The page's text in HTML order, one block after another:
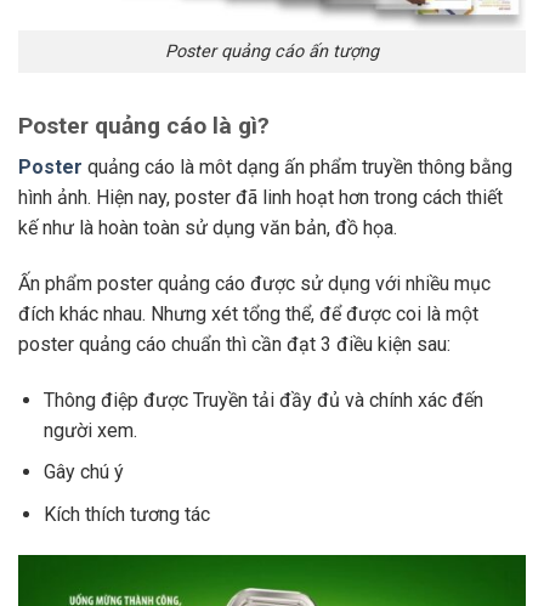
Poster quảng cáo ấn tượng
Poster quảng cáo là gì?
Poster quảng cáo là môt dạng ấn phẩm truyền thông bằng
hình ảnh. Hiện nay, poster đã linh hoạt hơn trong cách thiết
kế như là hoàn toàn sử dụng văn bản, đồ họa.
Ấn phẩm poster quảng cáo được sử dụng với nhiều mục
đích khác nhau. Nhưng xét tổng thể, để được coi là một
poster quảng cáo chuẩn thì cần đạt 3 điều kiện sau:
Thông điệp được Truyền tải đầy đủ và chính xác đến
người xem.
Gây chú ý
Kích thích tương tác